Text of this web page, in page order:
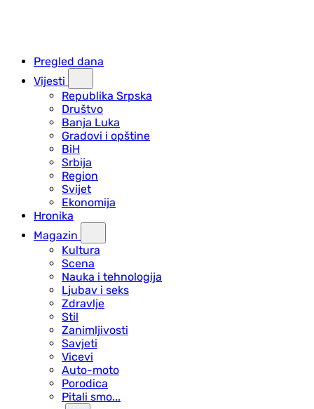
Pregled dana
Vijesti
Republika Srpska
Društvo
Banja Luka
Gradovi i opštine
BiH
Srbija
Region
Svijet
Ekonomija
Hronika
Magazin
Kultura
Scena
Nauka i tehnologija
Ljubav i seks
Zdravlje
Stil
Zanimljivosti
Savjeti
Vicevi
Auto-moto
Porodica
Pitali smo...